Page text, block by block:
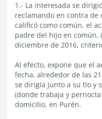
1.- La interesada se
reclamando en contra
calificó como común, el
padre del hijo en común,
diciembre de 2016,
Al efecto, expone que el
fecha, alrededor de las
se dirigía junto a su tío y
(donde trabaja y
domicilio, en Purén.